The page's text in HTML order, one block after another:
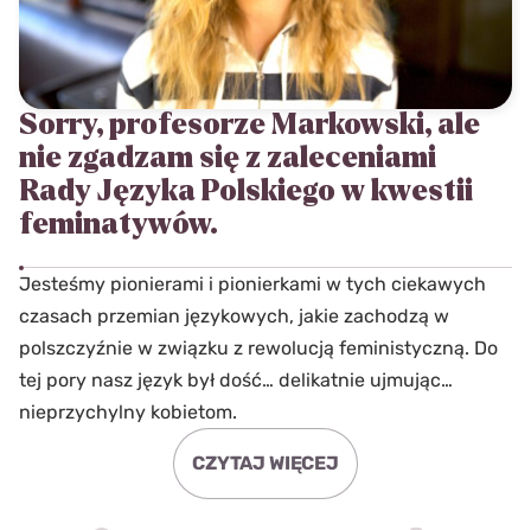
Sorry, profesorze Markowski, ale
nie zgadzam się z zaleceniami
Rady Języka Polskiego w kwestii
feminatywów.
Jesteśmy pionierami i pionierkami w tych ciekawych
czasach przemian językowych, jakie zachodzą w
polszczyźnie w związku z rewolucją feministyczną. Do
tej pory nasz język był dość… delikatnie ujmując…
nieprzychylny kobietom.
CZYTAJ WIĘCEJ